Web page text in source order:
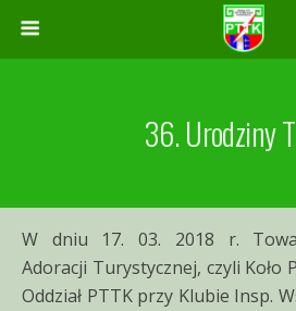
36. Urodziny
W dniu 17. 03. 2018 r.
Adoracji Turystycznej, czyli Koło
Oddział PTTK przy Klubie Insp.